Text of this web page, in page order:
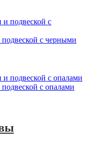
с черными
с опалами